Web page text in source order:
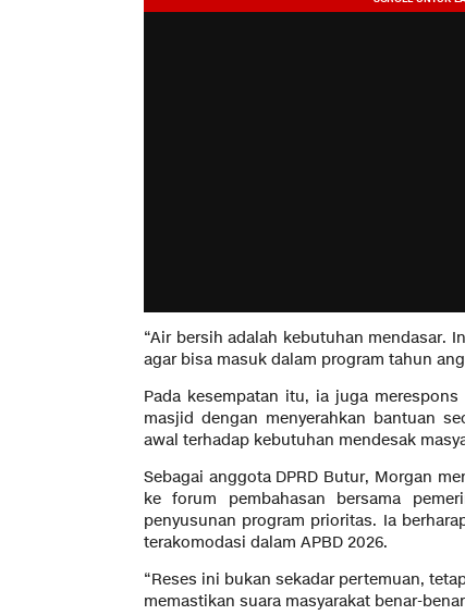
“Air bersih adalah kebutuhan mendasar.
agar bisa masuk dalam program tahun
Pada kesempatan itu, ia juga
masjid dengan menyerahkan bantuan
awal terhadap kebutuhan mendesak
Sebagai anggota DPRD Butur, Morgan
ke forum pembahasan bersama
penyusunan program prioritas. Ia
terakomodasi dalam APBD 2026.
“Reses ini bukan sekadar pertemuan,
memastikan suara masyarakat benar-